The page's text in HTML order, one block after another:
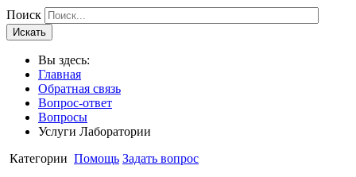
Поиск
Искать
Вы здесь:
Главная
Обратная связь
Вопрос-ответ
Вопросы
Услуги Лаборатории
Категории Помощь Задать вопрос